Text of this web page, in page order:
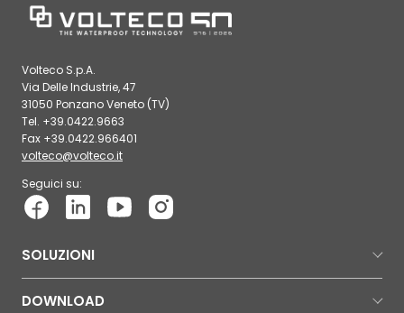
Volteco S.p.A.
Via Delle Industrie, 47
31050 Ponzano Veneto (TV)
Tel. +39.0422.9663
Fax +39.0422.966401
volteco@volteco.it
Seguici su:
SOLUZIONI
DOWNLOAD